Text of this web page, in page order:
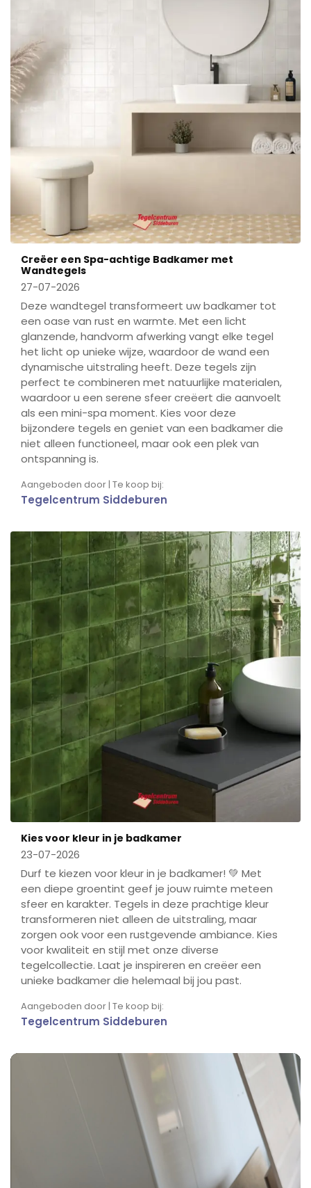
Creëer een Spa-achtige Badkamer met
Wandtegels
27-07-2026
Deze wandtegel transformeert uw badkamer tot
een oase van rust en warmte. Met een licht
glanzende, handvorm afwerking vangt elke tegel
het licht op unieke wijze, waardoor de wand een
dynamische uitstraling heeft. Deze tegels zijn
perfect te combineren met natuurlijke materialen,
waardoor u een serene sfeer creëert die aanvoelt
als een mini-spa moment. Kies voor deze
bijzondere tegels en geniet van een badkamer die
niet alleen functioneel, maar ook een plek van
ontspanning is.
Aangeboden door | Te koop bij:
Tegelcentrum Siddeburen
Kies voor kleur in je badkamer
23-07-2026
Durf te kiezen voor kleur in je badkamer! 💚 Met
een diepe groentint geef je jouw ruimte meteen
sfeer en karakter. Tegels in deze prachtige kleur
transformeren niet alleen de uitstraling, maar
zorgen ook voor een rustgevende ambiance. Kies
voor kwaliteit en stijl met onze diverse
tegelcollectie. Laat je inspireren en creëer een
unieke badkamer die helemaal bij jou past.
Aangeboden door | Te koop bij:
Tegelcentrum Siddeburen